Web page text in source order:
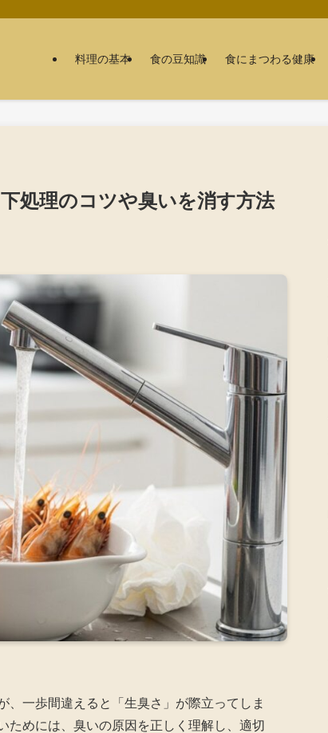
料理の基本 食の豆知識 食にまつわる健康
処理のコツや臭いを消す方法
一歩間違えると「生臭さ」が際立ってしま
ためには、臭いの原因を正しく理解し、適切